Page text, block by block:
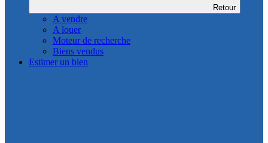
Retour
A vendre
A louer
Moteur de recherche
Biens vendus
Estimer un bien